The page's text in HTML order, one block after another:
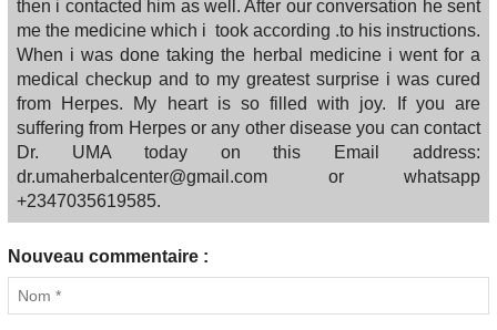
then i contacted him as well. After our conversation he sent
me the medicine which i took according .to his instructions.
When i was done taking the herbal medicine i went for a
medical checkup and to my greatest surprise i was cured
from Herpes. My heart is so filled with joy. If you are
suffering from Herpes or any other disease you can contact
Dr. UMA today on this Email address:
dr.umaherbalcenter@gmail.com or whatsapp
+2347035619585.
Nouveau commentaire :